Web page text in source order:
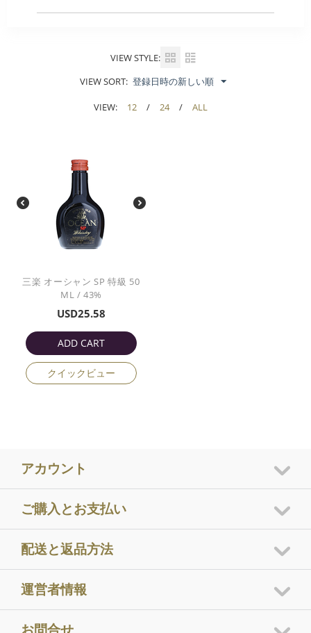
VIEW STYLE:
VIEW SORT: 登録日時の新しい順
VIEW: 12 / 24 / ALL
三楽 オーシャン SP 特級 50
ML / 43%
USD25.58
ADD CART
クイックビュー
アカウント
ご購入とお支払い
配送と返品方法
運営者情報